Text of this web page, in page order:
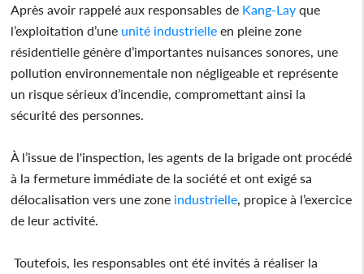
Après avoir rappelé aux responsables de Kang-Lay que
l’exploitation d’une unité industrielle en pleine zone
résidentielle génère d’importantes nuisances sonores, une
pollution environnementale non négligeable et représente
un risque sérieux d’incendie, compromettant ainsi la
sécurité des personnes.
À l’issue de l'inspection, les agents de la brigade ont procédé
à la fermeture immédiate de la société et ont exigé sa
délocalisation vers une zone industrielle , propice à l’exercice
de leur activité.
Toutefois, les responsables ont été invités à réaliser la